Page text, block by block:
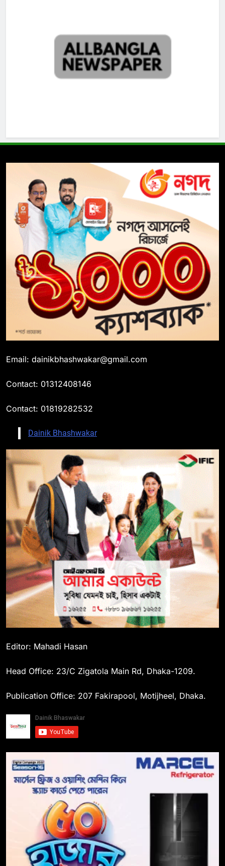
Email: dainikbhashwakar@gmail.com
Contact: 01312408146
Contact: 01819282532
Dainik Bhashwakar
Editor: Mahadi Hasan
Head Office: 23/C Zigatola Main Rd, Dhaka-1209.
Publication Office: 207 Fakirapool, Motijheel, Dhaka.